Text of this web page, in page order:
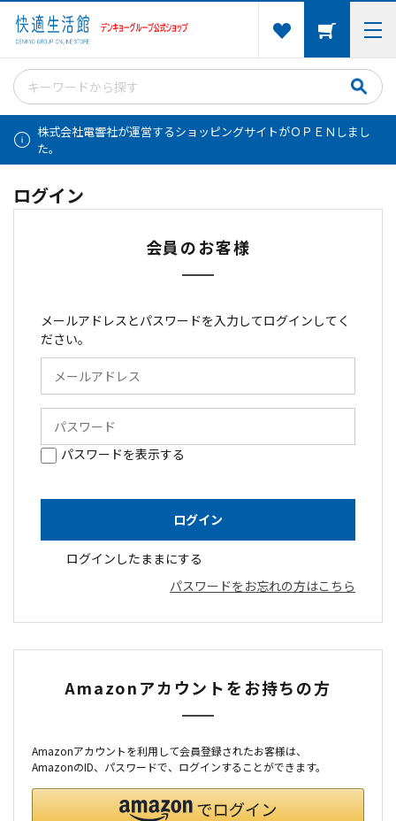
株式会社電響社が運営するショッピングサイトがＯＰＥＮしまし
た。
ログイン
会員のお客様
メールアドレスとパスワードを入力してログインしてく
ださい。
パスワードを表示する
ログインしたままにする
パスワードをお忘れの方はこちら
Amazonアカウントをお持ちの方
Amazonアカウントを利用して会員登録されたお客様は、
AmazonのID、パスワードで、ログインすることができます。